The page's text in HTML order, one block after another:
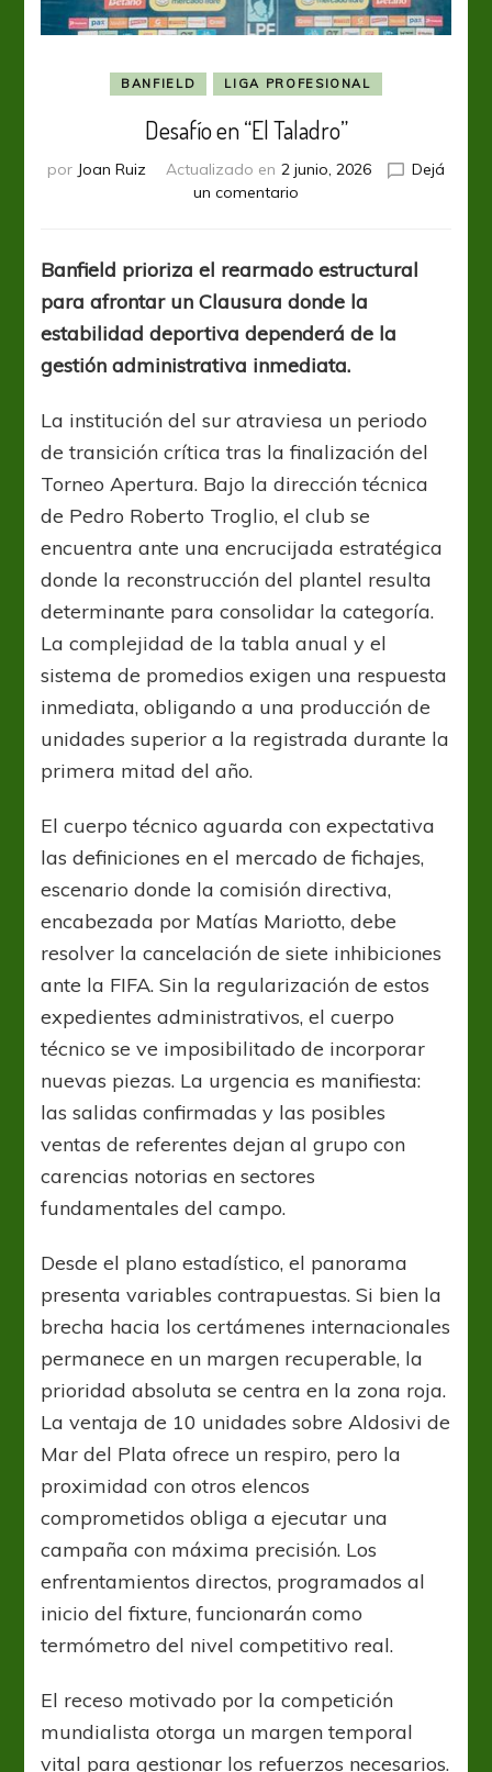
BANFIELD LIGA PROFESIONAL
Desafío en “El Taladro”
por Joan Ruiz Actualizado en 2 junio, 2026
Dejá
un comentario
“El
Taladro”
Banfield prioriza el rearmado estructural
para afrontar un Clausura donde la
estabilidad deportiva dependerá de la
gestión administrativa inmediata.
La institución del sur atraviesa un periodo
de transición crítica tras la finalización del
Torneo Apertura. Bajo la dirección técnica
de Pedro Roberto Troglio, el club se
encuentra ante una encrucijada estratégica
donde la reconstrucción del plantel resulta
determinante para consolidar la categoría.
La complejidad de la tabla anual y el
sistema de promedios exigen una respuesta
inmediata, obligando a una producción de
unidades superior a la registrada durante la
primera mitad del año.
El cuerpo técnico aguarda con expectativa
las definiciones en el mercado de fichajes,
escenario donde la comisión directiva,
encabezada por Matías Mariotto, debe
resolver la cancelación de siete inhibiciones
ante la FIFA. Sin la regularización de estos
expedientes administrativos, el cuerpo
técnico se ve imposibilitado de incorporar
nuevas piezas. La urgencia es manifiesta:
las salidas confirmadas y las posibles
ventas de referentes dejan al grupo con
carencias notorias en sectores
fundamentales del campo.
Desde el plano estadístico, el panorama
presenta variables contrapuestas. Si bien la
brecha hacia los certámenes internacionales
permanece en un margen recuperable, la
prioridad absoluta se centra en la zona roja.
La ventaja de 10 unidades sobre Aldosivi de
Mar del Plata ofrece un respiro, pero la
proximidad con otros elencos
comprometidos obliga a ejecutar una
campaña con máxima precisión. Los
enfrentamientos directos, programados al
inicio del fixture, funcionarán como
termómetro del nivel competitivo real.
El receso motivado por la competición
mundialista otorga un margen temporal
vital para gestionar los refuerzos necesarios.